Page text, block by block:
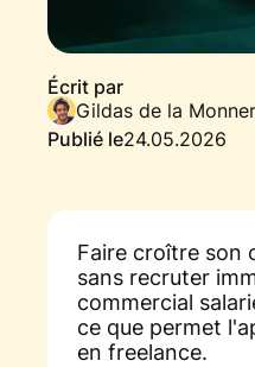
Écrit par
Gildas de la
Publié le24.05.2026
Faire croître son
sans recruter
commercial
ce que permet
en freelance.